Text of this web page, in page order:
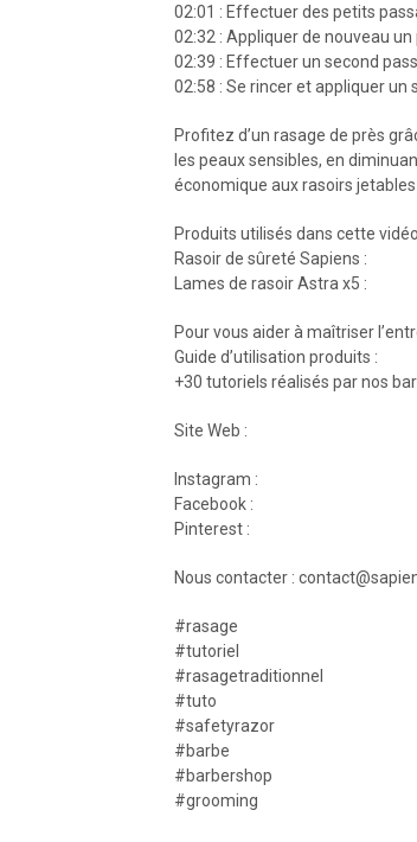
02:01 : Effectuer des petits
02:32 : Appliquer de nouveau un
02:39 : Effectuer un second
02:58 : Se rincer et appliquer un
Profitez d’un rasage de près
les peaux sensibles, en
économique aux rasoirs
Produits utilisés dans cette
Rasoir de sûreté Sapiens :
Lames de rasoir Astra x5 :
Pour vous aider à maîtriser
Guide d’utilisation produits :
+30 tutoriels réalisés par nos
Site Web :
Instagram :
Facebook :
Pinterest :
Nous contacter :
#rasage
#tutoriel
#rasagetraditionnel
#tuto
#safetyrazor
#barbe
#barbershop
#grooming